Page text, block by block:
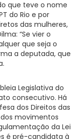
que teve o nome
do Rio e por
das mulheres,
“Se vier o
que seja o
a deputada, que
Legislativa do
consecutivo. Há
dos Direitos das
movimentos
da Lei
é pré-candidata à